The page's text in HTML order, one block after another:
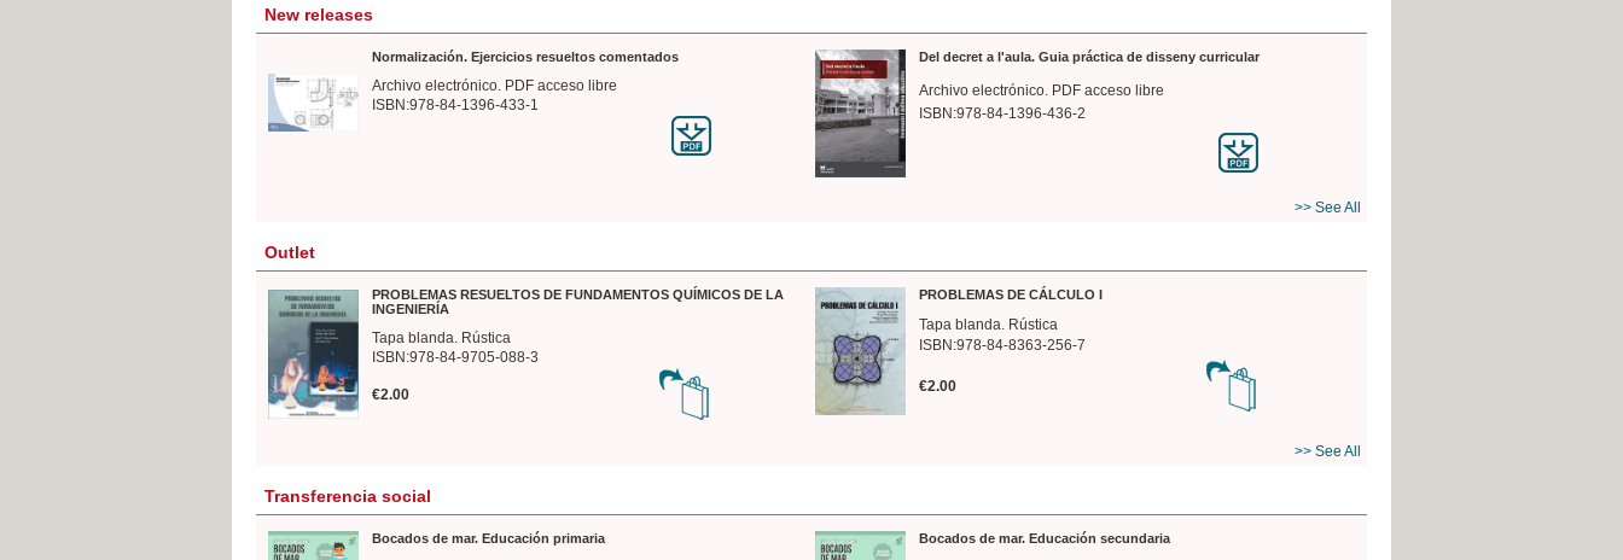
New releases
Normalización. Ejercicios resueltos comentados
Archivo electrónico. PDF acceso libre
ISBN:978-84-1396-433-1
Del decret a l'aula. Guia práctica de disseny curricular
Archivo electrónico. PDF acceso libre
ISBN:978-84-1396-436-2
>> See All
Outlet
PROBLEMAS RESUELTOS DE FUNDAMENTOS QUÍMICOS DE LA
INGENIERÍA
Tapa blanda. Rústica
ISBN:978-84-9705-088-3
€2.00
PROBLEMAS DE CÁLCULO I
Tapa blanda. Rústica
ISBN:978-84-8363-256-7
€2.00
>> See All
Transferencia social
Bocados de mar. Educación primaria Bocados de mar. Educación secundaria